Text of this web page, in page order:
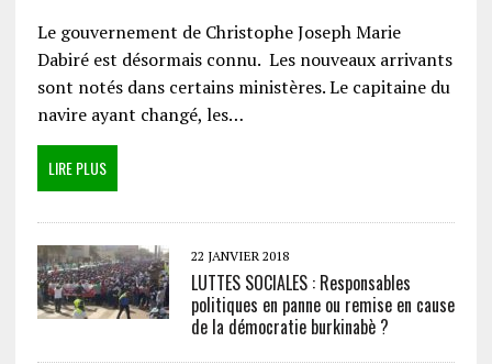
Le gouvernement de Christophe Joseph Marie
Dabiré est désormais connu. Les nouveaux arrivants
sont notés dans certains ministères. Le capitaine du
navire ayant changé, les…
LIRE PLUS
22 JANVIER 2018
LUTTES SOCIALES : Responsables
politiques en panne ou remise en cause
de la démocratie burkinabè ?